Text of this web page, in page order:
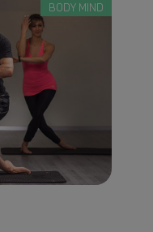
BODY MIND